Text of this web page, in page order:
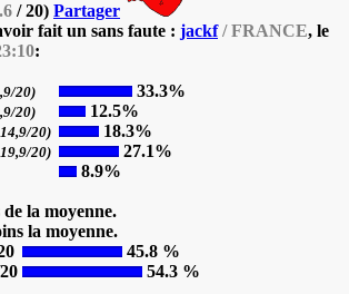
/ 20) Partager
fait un sans faute : jackf/ FRANCE, le
:
20) 33.3%
20) 12.5%
20) 18.3%
20) 27.1%
8.9%
la moyenne.
la moyenne.
45.8 %
54.3 %